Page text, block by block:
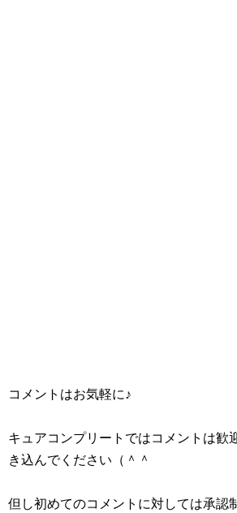
どうやらこののどかちゃんは幼い頃は
ったので新しい感じがしますねー
コメントはお気軽に♪
キュアコンプリートではコメントは歓
き込んでください（＾＾
但し初めてのコメントに対しては承認